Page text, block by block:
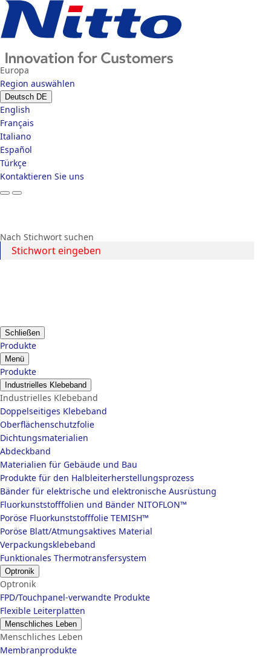
Europa
Region auswählen
Deutsch DE
English
Français
Italiano
Español
Türkçe
Kontaktieren Sie uns
Nach Stichwort suchen
Schließen
Produkte
Menü
Produkte
Industrielles Klebeband
Industrielles Klebeband
Doppelseitiges Klebeband
Oberflächenschutzfolie
Dichtungsmaterialien
Abdeckband
Materialien für Gebäude und Bau
Produkte für den Halbleiterherstellungsprozess
Bänder für elektrische und elektronische Ausrüstung
Fluorkunststofffolien und Bänder NITOFLON™
Poröse Fluorkunststofffolie TEMISH™
Poröse Blatt/Atmungsaktives Material
Verpackungsklebeband
Funktionales Thermotransfersystem
Optronik
Optronik
FPD/Touchpanel-verwandte Produkte
Flexible Leiterplatten
Menschliches Leben
Menschliches Leben
Membranprodukte